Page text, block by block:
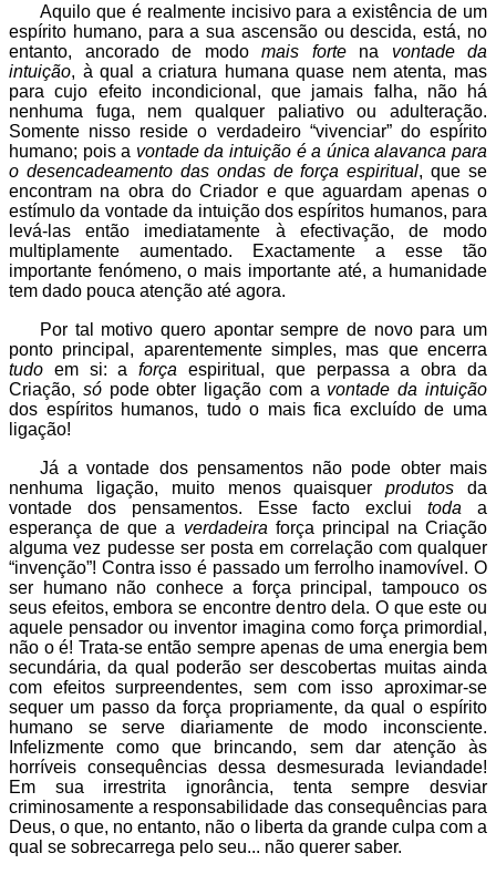
Aquilo que é realmente incisivo para a existência de um
espírito humano, para a sua ascensão ou descida, está, no
entanto, ancorado de modo mais forte na vontade da
intuição, à qual a criatura humana quase nem atenta, mas
para cujo efeito incondicional, que jamais falha, não há
nenhuma fuga, nem qualquer paliativo ou adulteração.
Somente nisso reside o verdadeiro “vivenciar” do espírito
humano; pois a vontade da intuição é a única alavanca para
o desencadeamento das ondas de força espiritual, que se
encontram na obra do Criador e que aguardam apenas o
estímulo da vontade da intuição dos espíritos humanos, para
levá-las então imediatamente à efectivação, de modo
multiplamente aumentado. Exactamente a esse tão
importante fenómeno, o mais importante até, a humanidade
tem dado pouca atenção até agora.
Por tal motivo quero apontar sempre de novo para um
ponto principal, aparentemente simples, mas que encerra
tudo em si: aforçaespiritual, que perpassa a obra da
Criação, só pode obter ligação com a vontade da intuição
dos espíritos humanos, tudo o mais fica excluído de uma
ligação!
Já a vontade dos pensamentos não pode obter mais
nenhuma ligação, muito menos quaisquerprodutosda
vontade dos pensamentos. Esse facto excluitodaa
esperança de que a verdadeira força principal na Criação
alguma vez pudesse ser posta em correlação com qualquer
“invenção”! Contra isso é passado um ferrolho inamovível. O
ser humano não conhece a força principal, tampouco os
seus efeitos, embora se encontre dentro dela. O que este ou
aquele pensador ou inventor imagina como força primordial,
não o é! Trata-se então sempre apenas de uma energia bem
secundária, da qual poderão ser descobertas muitas ainda
com efeitos surpreendentes, sem com isso aproximar-se
sequer um passo da força propriamente, da qual o espírito
humano se serve diariamente de modo inconsciente.
Infelizmente como que brincando, sem dar atenção às
horríveis consequências dessa desmesurada leviandade!
Em sua irrestrita ignorância, tenta sempre desviar
criminosamente a responsabilidade das consequências para
Deus, o que, no entanto, não o liberta da grande culpa com a
qual se sobrecarrega pelo seu... não querer saber.